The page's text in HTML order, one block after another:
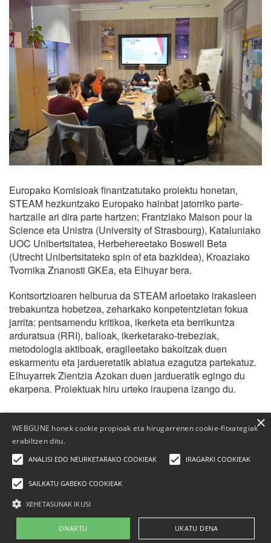
Europako Komisioak finantzatutako proiektu honetan,
STEAM hezkuntzako Europako hainbat jatorriko parte-
hartzaile ari dira parte hartzen; Frantziako Maison pour la
Science eta Unistra (University of Strasbourg), Kataluniako
UOC Unibertsitatea, Herbehereetako Boswell Beta
(Utrecht Unibertsitateko spin of eta bazkidea), Kroaziako
Tvornika Znanosti GKEa, eta Elhuyar bera.
Kontsortzioaren helburua da STEAM arloetako irakasleen
trebakuntza hobetzea, zeharkako konpetentzietan fokua
jarrita: pentsamendu kritikoa, ikerketa eta berrikuntza
arduratsua (RRI), balioak, ikerketarako-trebeziak,
metodologia aktiboak, eragileetako bakoitzak duen
eskarmentu eta jardueretatik abiatua ezagutza partekatuz.
Elhuyarrek Zientzia Azokan duen jardueratik egingo du
ekarpena. Proiektuak hiru urteko iraupena izango du.
Kontaktua Lege-oharra|Cookien politika
WEBGUNE honek cookie propioak eta hirugarrenen cookie-fitxategiak
erabiltzen ditu.
ANALISI EDO NEURKETARAKO COOKIEAK IRAGARKI COOKIEAK
SAILKATU GABEKO COOKIEAK
XEHETASUNAK IKUSI
ONARTU UKATU DENA
×